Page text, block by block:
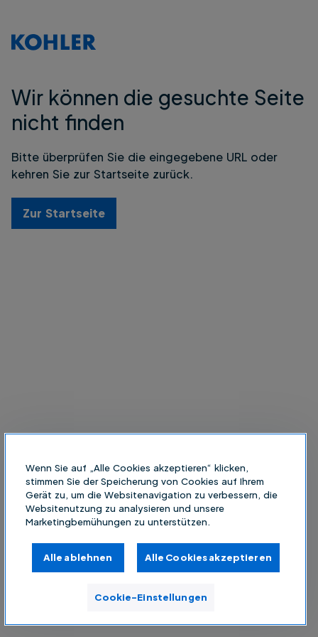
Wir können die gesuchte Seite
nicht finden
Bitte überprüfen Sie die eingegebene URL oder
kehren Sie zur Startseite zurück.
Zur Startseite
Wenn Sie auf „Alle Cookies akzeptieren“ klicken,
stimmen Sie der Speicherung von Cookies auf Ihrem
Gerät zu, um die Websitenavigation zu verbessern, die
Websitenutzung zu analysieren und unsere
Marketingbemühungen zu unterstützen.
Alle ablehnen Alle Cookies akzeptieren
Cookie-Einstellungen